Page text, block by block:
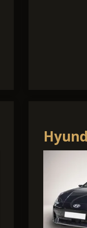
Uniq
Memo